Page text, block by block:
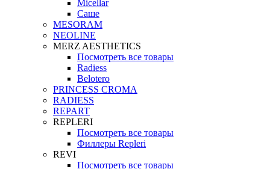
Micellar
Саше
MESORAM
NEOLINE
MERZ AESTHETICS
Посмотреть все товары
Radiess
Belotero
PRINCESS CROMA
RADIESS
REPART
REPLERI
Посмотреть все товары
Филлеры Repleri
REVI
Посмотреть все товары